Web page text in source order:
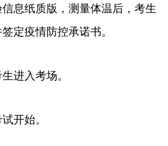
息纸质版，测量体温后，考生
定疫情防控承诺书。
入考场。
始。